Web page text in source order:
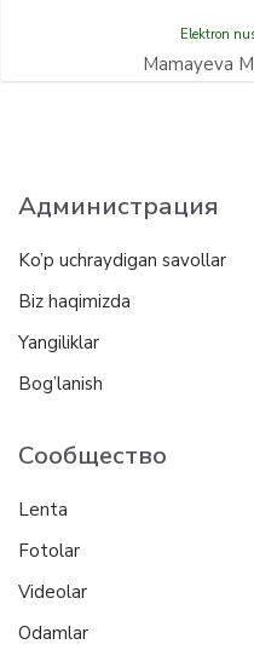
Elektron
Mamayeva
Администрация
Ko’p uchraydigan savollar
Biz haqimizda
Yangiliklar
Bog’lanish
Сообщество
Lenta
Fotolar
Videolar
Odamlar